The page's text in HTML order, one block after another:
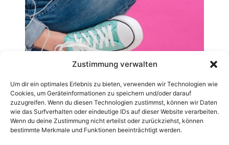
Zustimmung verwalten
Um dir ein optimales Erlebnis zu bieten, verwenden wir Technologien wie
Cookies, um Geräteinformationen zu speichern und/oder darauf
zuzugreifen. Wenn du diesen Technologien zustimmst, können wir Daten
wie das Surfverhalten oder eindeutige IDs auf dieser Website verarbeiten.
Wenn du deine Zustimmung nicht erteilst oder zurückziehst, können
bestimmte Merkmale und Funktionen beeinträchtigt werden.